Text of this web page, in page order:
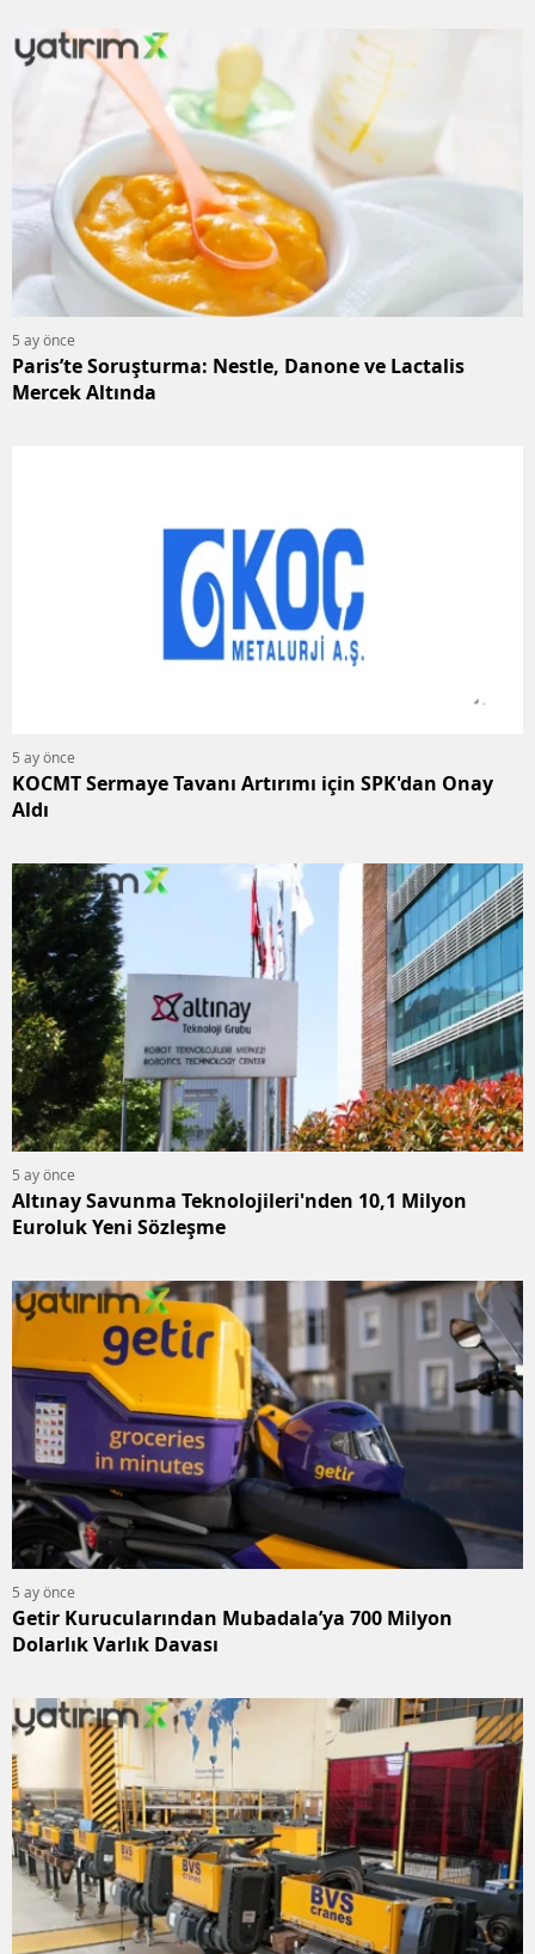
5 ay önce
Paris’te Soruşturma: Nestle, Danone ve Lactalis
Mercek Altında
5 ay önce
KOCMT Sermaye Tavanı Artırımı için SPK'dan Onay
Aldı
5 ay önce
Altınay Savunma Teknolojileri'nden 10,1 Milyon
Euroluk Yeni Sözleşme
5 ay önce
Getir Kurucularından Mubadala’ya 700 Milyon
Dolarlık Varlık Davası